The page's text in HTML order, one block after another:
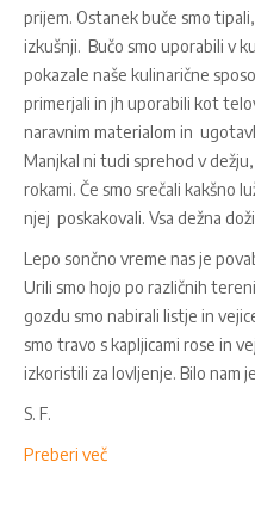
prijem. Ostanek buče smo
izkušnji. Bučo smo uporabili v
pokazale naše kulinarične
primerjali in jh uporabili kot
naravnim materialom in
Manjkal ni tudi sprehod v
rokami. Če smo srečali kakšno
njej poskakovali. Vsa dežna
Lepo sončno vreme nas je
Urili smo hojo po različnih
gozdu smo nabirali listje in
smo travo s kapljicami rose in
izkoristili za lovljenje. Bilo nam
S. F.
Preberi več